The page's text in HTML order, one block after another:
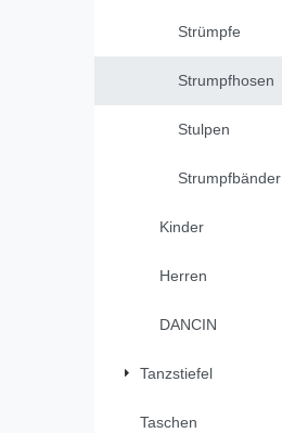
Strümpfe
Strumpfhosen
Stulpen
Strumpfbänder
Kinder
Herren
DANCIN
Tanzstiefel
Taschen